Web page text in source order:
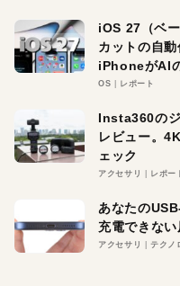
iOS 27（ベ
カットの自動
iPhoneがAI
OS レポート
Insta360の
レビュー。
ェック
アクセサリ レポー
あなたの
充電できな
アクセサリ テクノ